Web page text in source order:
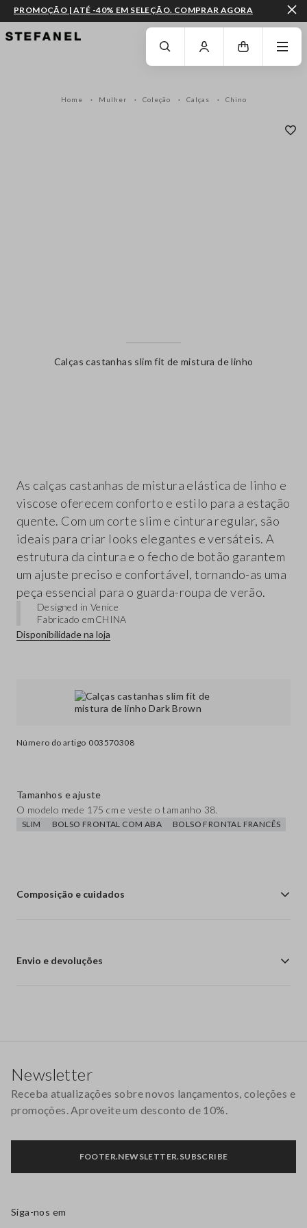
IR PARA O CONTEÚDO PRINCIPAL DESÇA ATÉ AO FIM DA PÁGINA
PROMOÇÃO | ATÉ -40% EM SELEÇÃO. COMPRAR AGORA
Home Mulher Coleção Calças Chino
Calças castanhas slim fit de mistura de linho
Número do artigo 003570308
As calças castanhas de mistura elástica de linho e
viscose oferecem conforto e estilo para a estação
quente. Com um corte slim e cintura regular, são
ideais para criar looks elegantes e versáteis. A
estrutura da cintura e o fecho de botão garantem
um ajuste preciso e confortável, tornando-as uma
peça essencial para o guarda-roupa de verão.
Designed in Venice
Fabricado emCHINA
Disponibilidade na loja
Tamanhos e ajuste
O modelo mede 175 cm e veste o tamanho 38.
SLIM BOLSO FRONTAL COM ABA BOLSO FRONTAL FRANCÊS
Composição e cuidados
Envio e devoluções
Newsletter
Receba atualizações sobre novos lançamentos, coleções e
promoções. Aproveite um desconto de 10%.
FOOTER.NEWSLETTER.SUBSCRIBE
Siga-nos em